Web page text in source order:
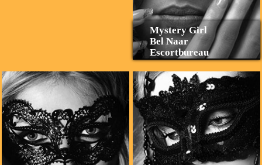
Mystery Girl
Bel Naar
Escortbureau